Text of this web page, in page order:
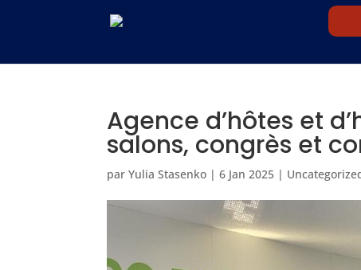
Agence d’hôtes et
salons, congrès et
parYulia Stasenko |6 Jan 2025 |